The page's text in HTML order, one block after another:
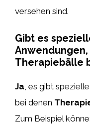
versehen sind.
Gibt es
Therapiebälle
Ja , es gibt
bei denen
Zum Beispiel